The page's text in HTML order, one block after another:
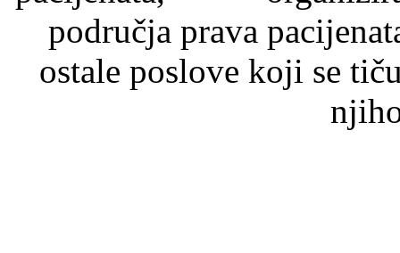
područja prava
ostale poslove koji se